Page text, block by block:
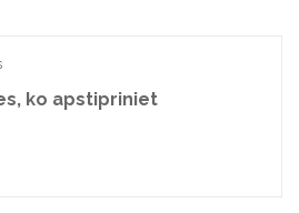
ko apstipriniet